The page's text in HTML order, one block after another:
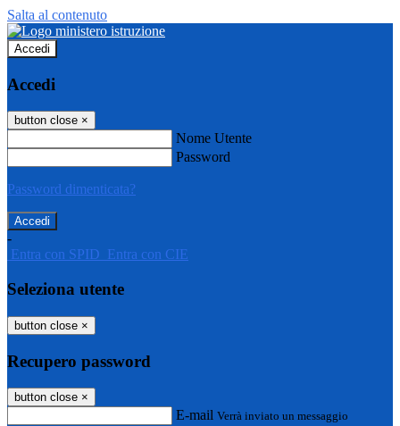
Salta al contenuto
Accedi
Accedi
button close ×
Nome Utente
Password
Password dimenticata?
-
Entra con SPID Entra con CIE
Seleziona utente
button close ×
Recupero password
button close ×
E-mail Verrà inviato un messaggio